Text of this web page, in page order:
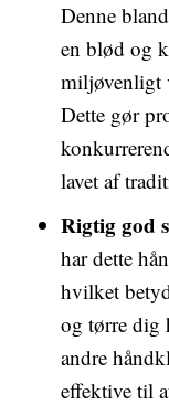
Denne
en blød og
miljøvenligt
Dette gør
lavet af
Rigtig god
har dette
hvilket
og tørre dig
andre
effektive til